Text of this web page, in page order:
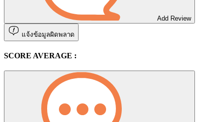
Add Review
แจ้งข้อมูลผิดพลาด
SCORE AVERAGE :